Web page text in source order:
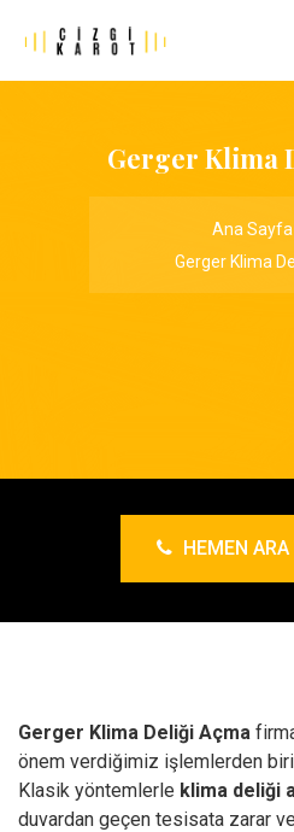
Gerger Klima
Ana Sayfa
Gerger Klima
HEMEN
Gerger Klima Deliği Açma
önem verdiğimiz işlemlerden
Klasik yöntemlerle klima deliği
duvardan geçen tesisata zarar